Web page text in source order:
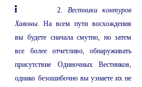
2. Вестники контуров
Хавоны. На всем пути восхождения
вы будете сначала смутно, но затем
все более отчетливо, обнаруживать
присутствие Одиночных Вестников,
однако безошибочно вы узнаете их не